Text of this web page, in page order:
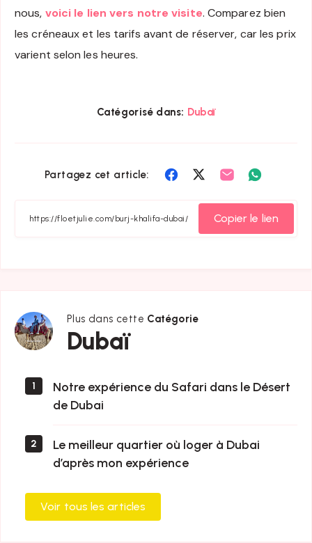
nous, voici le lien vers notre visite. Comparez bien
les créneaux et les tarifs avant de réserver, car les prix
varient selon les heures.
Catégorisé dans: Dubaï
Partagez cet article:
Partager
Facebook
Partager
Twitter
Partager
Email Whatsapp
Copier le lien
Plus dans cette Catégorie
Dubaï
Dubaï
1
Notre expérience du Safari dans le Désert
de Dubai
2
Le meilleur quartier où loger à Dubai
d’après mon expérience
Voir tous les articles